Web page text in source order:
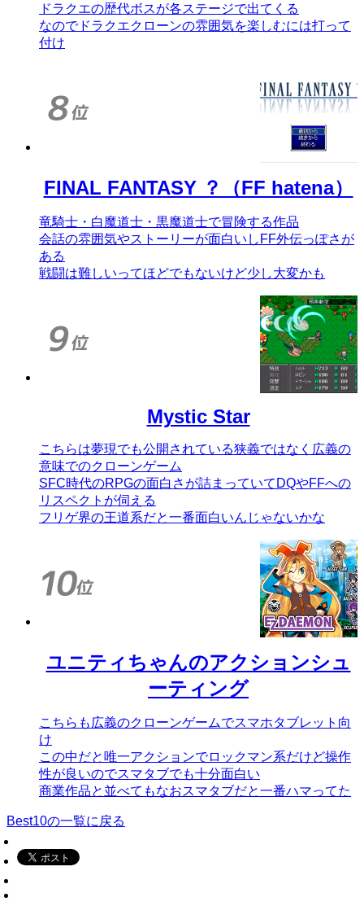
ドラクエの歴代ボスが各ステージで出てくる
なのでドラクエクローンの雰囲気を楽しむには打って
付け
FINAL FANTASY ？（FF hatena）
竜騎士・白魔道士・黒魔道士で冒険する作品
会話の雰囲気やストーリーが面白いしFF外伝っぽさが
ある
戦闘は難しいってほどでもないけど少し大変かも
Mystic Star
こちらは夢現でも公開されている狭義ではなく広義の
意味でのクローンゲーム
SFC時代のRPGの面白さが詰まっていてDQやFFへの
リスペクトが伺える
フリゲ界の王道系だと一番面白いんじゃないかな
ユニティちゃんのアクションシュ
ーティング
こちらも広義のクローンゲームでスマホタブレット向
け
この中だと唯一アクションでロックマン系だけど操作
性が良いのでスマタブでも十分面白い
商業作品と並べてもなおスマタブだと一番ハマってた
Best10の一覧に戻る